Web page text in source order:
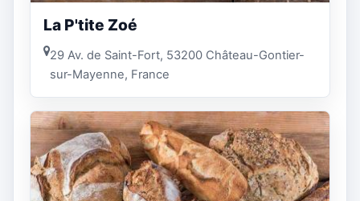
La P'tite Zoé
29 Av. de Saint-Fort, 53200 Château-Gontier-
sur-Mayenne, France